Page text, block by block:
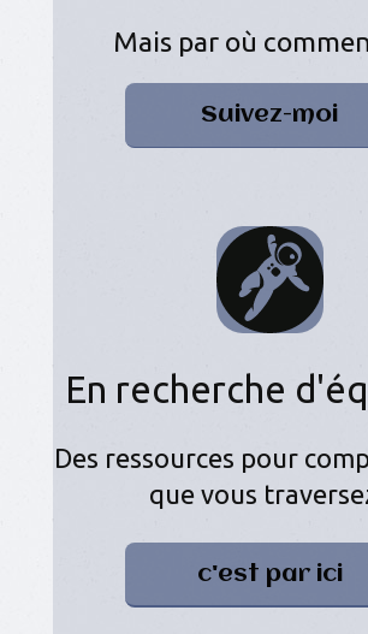
Mais par où
Suivez-moi
En recherche
Des ressources pour
que vous
c'est par ici